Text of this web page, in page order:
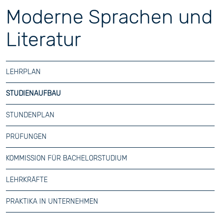
Moderne Sprachen und
Literatur
LEHRPLAN
STUDIENAUFBAU
STUNDENPLAN
PRÜFUNGEN
KOMMISSION FÜR BACHELORSTUDIUM
LEHRKRÄFTE
PRAKTIKA IN UNTERNEHMEN